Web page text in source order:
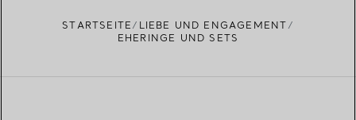
STARTSEITE
LIEBE UND ENGAGEMENT
EHERINGE UND SETS